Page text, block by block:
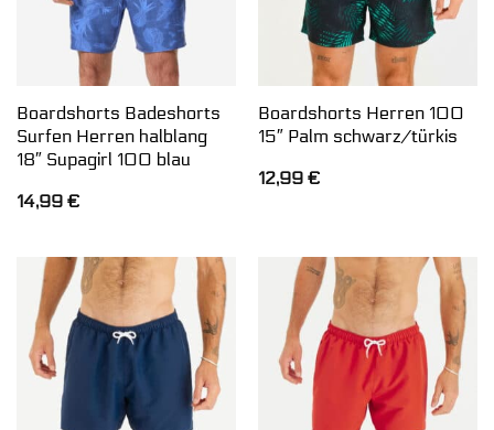
Boardshorts Badeshorts
Surfen Herren halblang
18″ Supagirl 100 blau
14,99 €
Boardshorts Herren 100
15″ Palm schwarz/türkis
12,99 €